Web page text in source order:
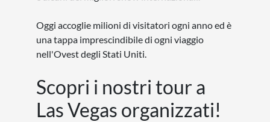
Oggi accoglie milioni di visitatori ogni anno ed è
una tappa imprescindibile di ogni viaggio
nell'Ovest degli Stati Uniti.
Scopri i nostri tour a
Las Vegas organizzati!